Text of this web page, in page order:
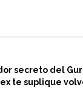
secreto del
te suplique